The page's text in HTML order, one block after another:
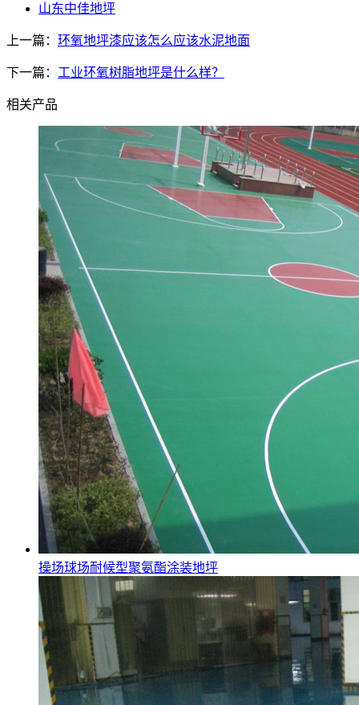
山东中佳地坪
上一篇： 环氧地坪漆应该怎么应该水泥地面
下一篇： 工业环氧树脂地坪是什么样？
相关产品
操场球场耐候型聚氨酯涂装地坪